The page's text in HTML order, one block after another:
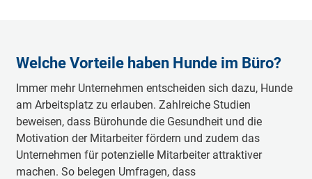
Welche Vorteile haben Hunde im Büro?
Immer mehr Unternehmen entscheiden sich dazu, Hunde
am Arbeitsplatz zu erlauben. Zahlreiche Studien
beweisen, dass Bürohunde die Gesundheit und die
Motivation der Mitarbeiter fördern und zudem das
Unternehmen für potenzielle Mitarbeiter attraktiver
machen. So belegen Umfragen, dass